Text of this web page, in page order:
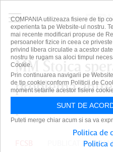
MM Stoica
problema
poate să mă
PUBLICAT PE 8
COMPANIA utilizeaza fisiere de tip
experienta ta pe Website-ul nostru.
mai recente modificari propuse de
persoanelor fizice in ceea ce
privind libera circulatie a acestor
nostru te rugam sa aloci timpul
Cookie.
Prin continuarea navigarii pe
de tip cookie conform Politicii de
moment setarile acestor fisiere
SUNT DE
Puteti merge chiar acum si sa va
Politica de
Politica